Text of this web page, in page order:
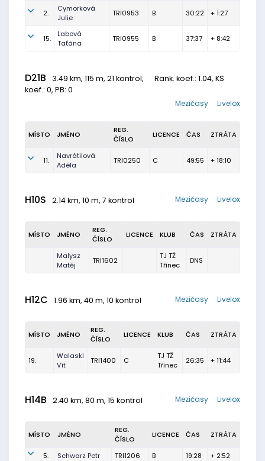
2.
Cymorková
Julie
TRI0953 B 30:22 + 1:27
15.
Labová
Taťána
TRI0955 B 37:37 + 8:42
D21B 3.49 km, 115 m, 21 kontrol, Rank. koef.: 1.04, KS
koef.: 0, PB: 0
Livelox
Mezičasy
MÍSTO JMÉNO
REG.
ČÍSLO
LICENCE ČAS ZTRÁTA
11.
Navrátilová
Adéla
TRI0250 C 49:55 + 18:10
H10S 2.14 km, 10 m, 7 kontrol Livelox
Mezičasy
MÍSTO JMÉNO
REG.
ČÍSLO
LICENCE KLUB ČAS ZTRÁTA
Malysz
Matěj
TRI1602
TJ TŽ
Třinec
DNS
H12C 1.96 km, 40 m, 10 kontrol Livelox
Mezičasy
MÍSTO JMÉNO
REG.
ČÍSLO
LICENCE KLUB ČAS ZTRÁTA
19.
Walaski
Vít
TRI1400 C
TJ TŽ
Třinec
26:35 + 11:44
H14B 2.40 km, 80 m, 15 kontrol Livelox
Mezičasy
MÍSTO JMÉNO
REG.
ČÍSLO
LICENCE ČAS ZTRÁTA
5. Schwarz Petr TRI1206 B 19:28 + 2:52